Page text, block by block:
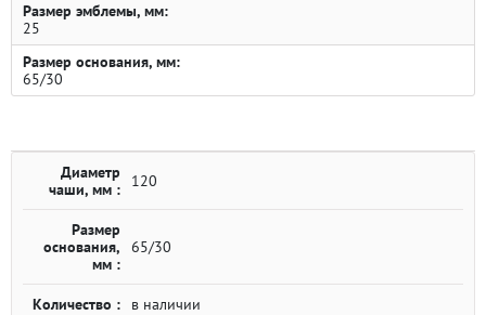
Размер эмблемы, мм:
25
Размер основания, мм:
65/30
Диаметр
чаши, мм :
120
Размер
основания,
мм :
65/30
Количество : в наличии